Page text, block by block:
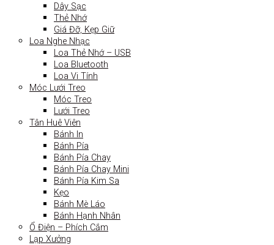
Dây Sạc
Thẻ Nhớ
Giá Đỡ, Kẹp Giữ
Loa Nghe Nhạc
Loa Thẻ Nhớ – USB
Loa Bluetooth
Loa Vi Tính
Móc Lưới Treo
Móc Treo
Lưới Treo
Tân Huê Viên
Bánh In
Bánh Pía
Bánh Pía Chay
Bánh Pía Chay Mini
Bánh Pía Kim Sa
Kẹo
Bánh Mè Láo
Bánh Hạnh Nhân
Ổ Điện – Phích Cắm
Lạp Xưởng